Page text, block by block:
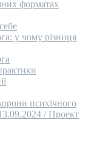
форматах
у чому різниця
психічного
/ Проект